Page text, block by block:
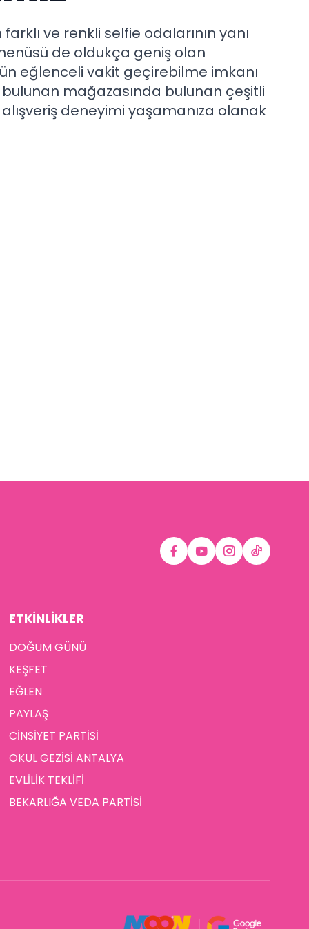
ve renkli selfie odalarının yanı
de oldukça geniş olan
eğlenceli vakit geçirebilme imkanı
mağazasında bulunan çeşitli
deneyimi yaşamanıza olanak
ETKİNLİKLER
DOĞUM GÜNÜ
KEŞFET
EĞLEN
PAYLAŞ
CİNSİYET PARTİSİ
OKUL GEZİSİ ANTALYA
EVLİLİK TEKLİFİ
BEKARLIĞA VEDA PARTİSİ